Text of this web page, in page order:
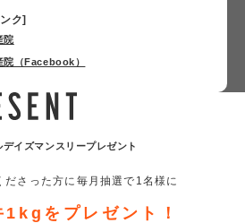
ク]
院
院（Facebook）
デイズマンスリープレゼント
ださった方に 毎月抽選で1名様に
1kgを プレゼント！